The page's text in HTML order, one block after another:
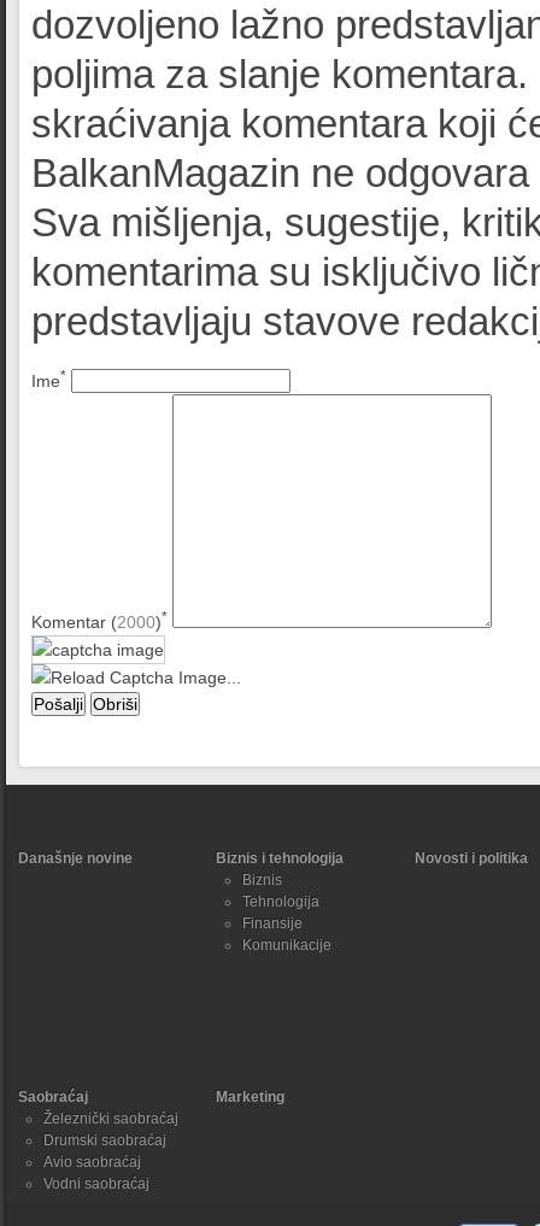
dozvoljeno lažno
poljima za slanje
skraćivanja komentara koji
BalkanMagazin ne
Sva mišljenja, sugestije,
komentarima su isključivo
predstavljaju stavove
Ime*
Komentar (2000)*
Današnje novine
Biznis i tehnologija
Biznis
Tehnologija
Finansije
Komunikacije
Novosti i politika
Saobraćaj
Železnički saobraćaj
Drumski saobraćaj
Avio saobraćaj
Vodni saobraćaj
Marketing